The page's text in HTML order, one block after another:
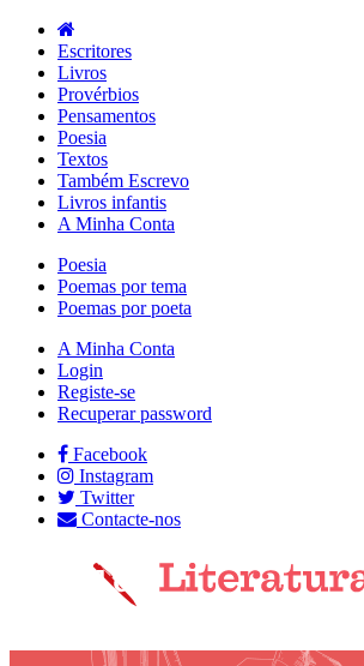
Escritores
Livros
Provérbios
Pensamentos
Poesia
Textos
Também Escrevo
Livros infantis
A Minha Conta
Poesia
Poemas por tema
Poemas por poeta
A Minha Conta
Login
Registe-se
Recuperar password
Facebook
Instagram
Twitter
Contacte-nos